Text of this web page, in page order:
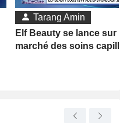
Tarang Amin
Elf Beauty se lance sur
marché des soins